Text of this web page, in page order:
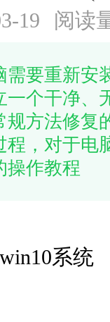
19 阅读
需要重新安
一个干净、
规方法修复
程，对于电
操作教程
win10系统